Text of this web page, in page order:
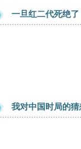
一旦红二代死绝
我对中国时局的猜